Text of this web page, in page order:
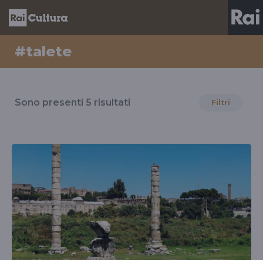
#talete
il
#talete
Sono presenti 5 risultati Filtri